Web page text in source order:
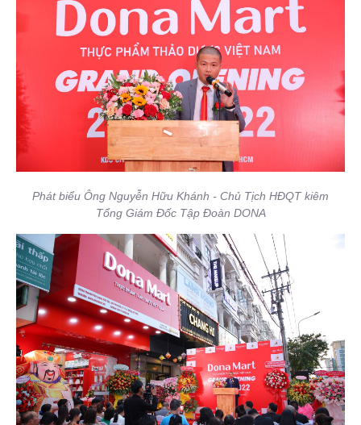
Phát biểu Ông Nguyễn Hữu Khánh - Chủ Tịch HĐQT kiêm
Tổng Giám Đốc Tập Đoàn DONA